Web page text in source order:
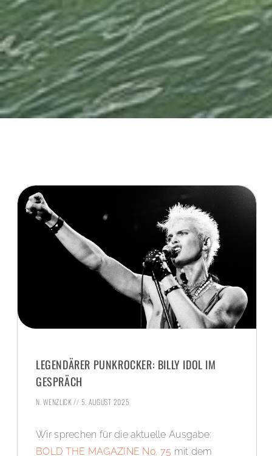
LEGENDÄRER PUNKROCKER: BILLY IDOL IM
GESPRÄCH
N. WENZLICK 5. AUGUST 2025
Wir sprechen für die aktuelle Ausgabe:
BOLD THE MAGAZINE No. 75 mit dem